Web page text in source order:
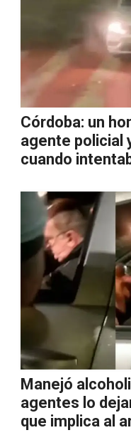
Córdoba: un
agente policial
cuando
Manejó
agentes lo
que implica al